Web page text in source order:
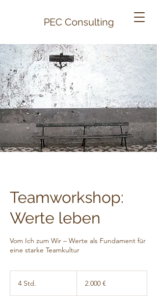
PEC Consulting
Teamworkshop:
Werte leben
Vom Ich zum Wir – Werte als Fundament für
eine starke Teamkultur
4 Std. 2.000 €